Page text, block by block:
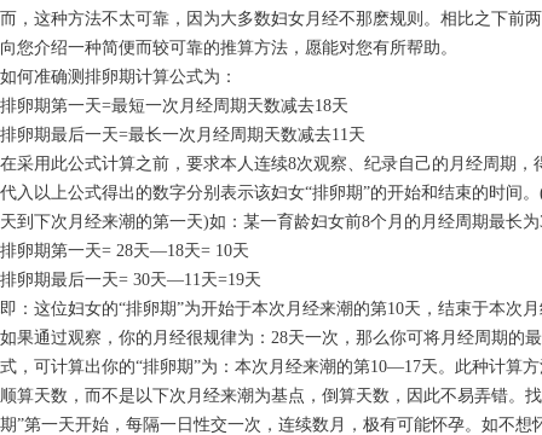
而，这种方法不太可靠，因为大多数妇女月经不那麽规则。相比之下前
向您介绍一种简便而较可靠的推算方法，愿能对您有所帮助。
如何准确测排卵期计算公式为：
排卵期第一天=最短一次月经周期天数减去18天
排卵期最后一天=最长一次月经周期天数减去11天
在采用此公式计算之前，要求本人连续8次观察、纪录自己的月经周期
代入以上公式得出的数字分别表示该妇女“排卵期”的开始和结束的时间
天到下次月经来潮的第一天)如：某一育龄妇女前8个月的月经周期最长
排卵期第一天= 28天—18天= 10天
排卵期最后一天= 30天—11天=19天
即：这位妇女的“排卵期”为开始于本次月经来潮的第10天，结束于本次
如果通过观察，你的月经很规律为：28天一次，那么你可将月经周期的
式，可计算出你的“排卵期”为：本次月经来潮的第10—17天。此种计算
顺算天数，而不是以下次月经来潮为基点，倒算天数，因此不易弄错。
期”第一天开始，每隔一日性交一次，连续数月，极有可能怀孕。如不想